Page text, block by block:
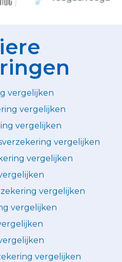
vergelijken
vergelijken
vergelijken
vergelijken
vergelijken
vergelijken
vergelijken
vergelijken